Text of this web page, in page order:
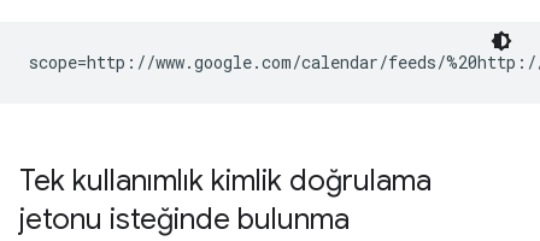
scope=http://www.google.com/calendar/feeds/
Tek kullanımlık kimlik doğrulama
jetonu isteğinde bulunma